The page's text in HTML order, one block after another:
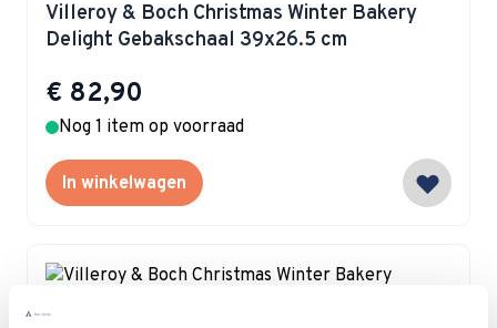
Villeroy & Boch Christmas Winter Bakery
Delight Gebakschaal 39x26.5 cm
€ 82,90
Nog 1 item op voorraad
In winkelwagen